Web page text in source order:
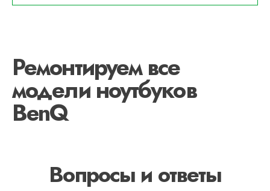
Ремонтируем все
модели ноутбуков
BenQ
Вопросы и ответы